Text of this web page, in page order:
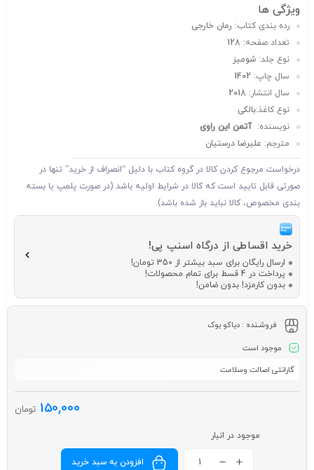
ویژگی ها
رده بندی کتاب: رمان خارجی
تعداد صفحه: 128
نوع جلد: شومیز
سال چاپ: 1402
سال انتشار: 2018
نوع کاغذ:بالکی
نویسنده: آتمن این راوی
مترجم: علیرضا درستیان
درخواست مرجوع کردن کالا در گروه کتاب با دلیل “انصراف از خرید” تنها در
صورتی قابل تایید است که کالا در شرایط اولیه باشد (در صورت پلمپ یا بسته
بندی مخصوص، کالا نباید باز شده باشد).
خرید اقساطی از درگاه اسنپ پی!
ارسال رایگان برای سبد بیشتر از 350 تومان!
پرداخت در 4 قسط برای تمام محصولات!
بدون کارمزد! بدون ضامن!
فروشـنده : دیاکو بوک
موجود است
گارانتی اصالت وسلامت
150,000 تومان
موجود در انبار
افزودن به سبد خرید